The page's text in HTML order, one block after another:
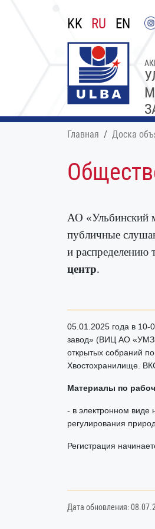
KK RU EN
Главная Доска
АО «Ульбинский
публичные
и распределению
центр.
05.01.2025 года в 10-
завод» (ВИЦ АО
открытых собраний
Хвостохранилище.
Материалы по
- в электронном
регулирования
Регистрация
Дата обновления: